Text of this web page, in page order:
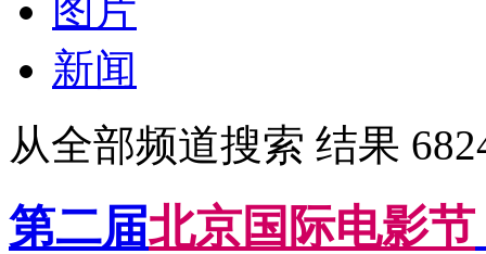
图片
新闻
从全部频道搜索 结果
第二届北京国 际电影节